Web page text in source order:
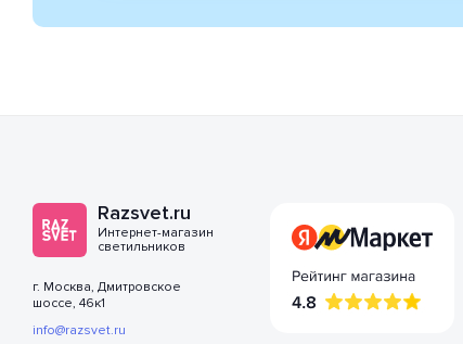
Razsvet.ru
Интернет-магазин
светильников
г. Москва, Дмитровское
шоссе, 46к1
info@razsvet.ru